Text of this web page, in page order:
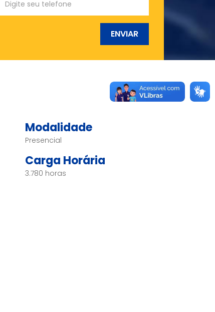
ENVIAR
Modalidade
Presencial
Carga Horária
3.780 horas